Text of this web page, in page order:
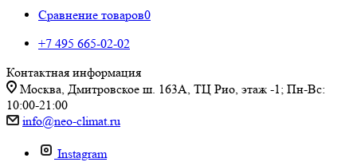
Сравнение товаров0
+7 495 665-02-02
Контактная информация
Москва, Дмитровское ш. 163А, ТЦ Рио, этаж -1; Пн-Вс:
10:00-21:00
info@neo-climat.ru
Instagram